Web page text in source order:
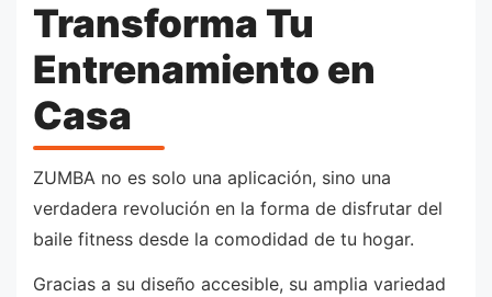
Transforma Tu
Entrenamiento en
Casa
ZUMBA no es solo una aplicación, sino una
verdadera revolución en la forma de disfrutar del
baile fitness desde la comodidad de tu hogar.
Gracias a su diseño accesible, su amplia variedad